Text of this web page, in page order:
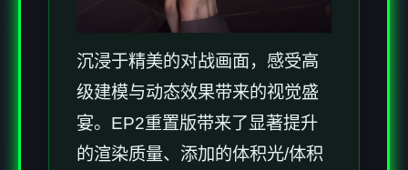
沉浸于精美的对战画面，感受高
级建模与动态效果带来的视觉盛
宴。EP2重置版带来了显著提升
的渲染质量、添加的体积光/体积